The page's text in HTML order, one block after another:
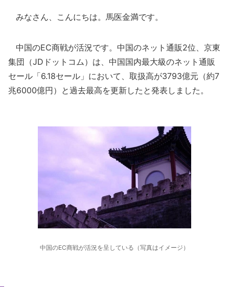
みなさん、こんにちは。馬医金満です。
中国のEC商戦が活況です。中国のネット通販2位、京東
集団（JDドットコム）は、中国国内最大級のネット通販
セール「6.18セール」において、取扱高が3793億元（約7
兆6000億円）と過去最高を更新したと発表しました。
中国のEC商戦が活況を呈している（写真はイメージ）